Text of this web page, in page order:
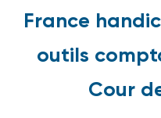
France
outils
Cour